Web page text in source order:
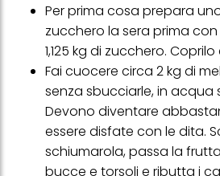
Per prima cosa prepara
zucchero la sera prima
1,125 kg di zucchero.
Fai cuocere circa 2 kg di
senza sbucciarle, in acqua
Devono diventare
essere disfate con le dita.
schiumarola, passa la
bucce e torsoli e ributta i